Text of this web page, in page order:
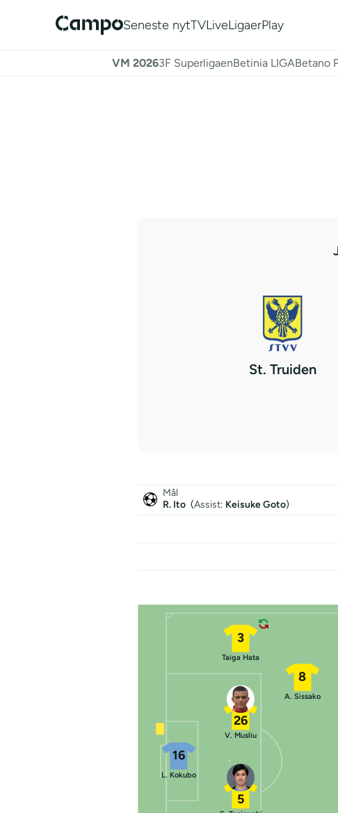
Seneste nytTVLiveLigaerPlay
VM 20263F SuperligaenBetinia LIGABetano
St. Truiden
Mål
R. Ito (Assist: Keisuke Goto)
16
L. Kokubo
3
Taiga Hata
26
V. Musliu
5
8
A. Sissako